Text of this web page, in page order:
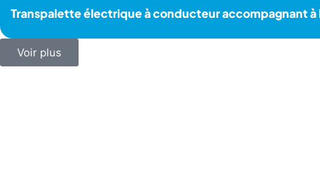
Transpalette électrique à conducteur accompagnant
Voir plus